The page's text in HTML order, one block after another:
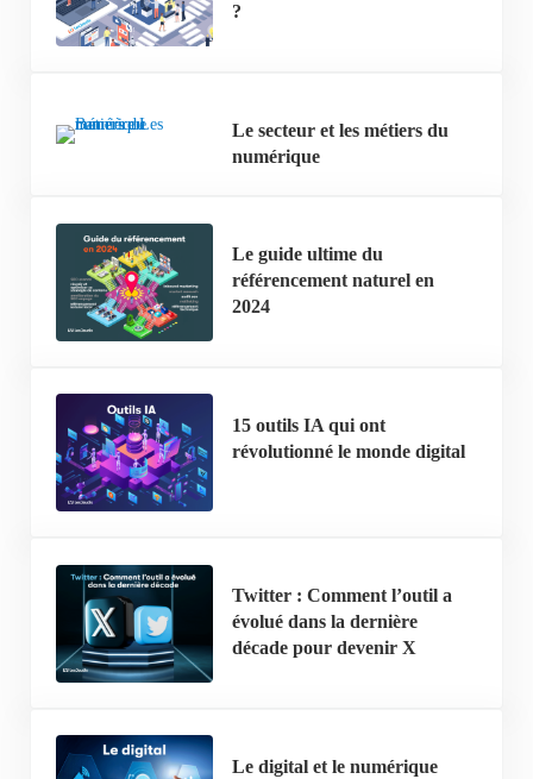
?
Le secteur et les métiers du
numérique
Le guide ultime du
référencement naturel en
2024
15 outils IA qui ont
révolutionné le monde digital
Twitter : Comment l’outil a
évolué dans la dernière
décade pour devenir X
Le digital et le numérique